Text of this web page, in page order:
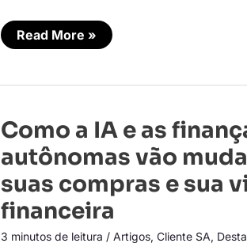
Read More »
Como a IA e as
autônomas vão
suas compras e sua
financeira
3 minutos de leitura / Artigos, Cliente SA,
Como
a
e
finanças
vão
mudar
suas